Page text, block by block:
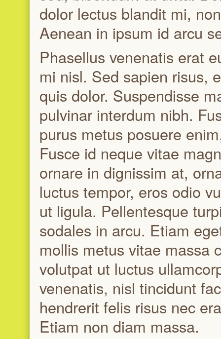
dolor lectus blandit mi,
Aenean in ipsum id arcu
Phasellus venenatis erat
mi nisl. Sed sapien risus,
quis dolor. Suspendisse
pulvinar interdum nibh.
purus metus posuere
Fusce id neque vitae
ornare in dignissim at,
luctus tempor, eros odio
ut ligula. Pellentesque
sodales in arcu. Etiam
mollis metus vitae massa
volutpat ut luctus
venenatis, nisl tincidunt
hendrerit felis risus nec
Etiam non diam massa.